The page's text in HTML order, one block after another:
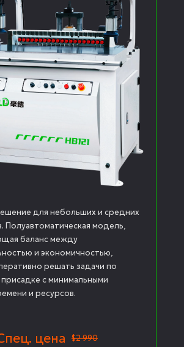
для небольших и средних
Полуавтоматическая модель,
баланс между
и экономичностью,
решать задачи по
с минимальными
и ресурсов.
цена $2 990